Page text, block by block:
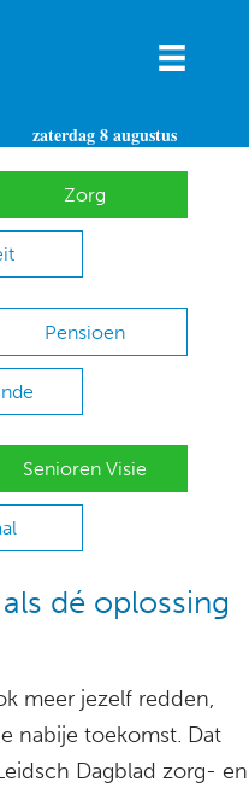
zaterdag 8 augustus
Zorg
Pensioen
Senioren Visie
dé oplossing
meer jezelf redden,
nabije toekomst. Dat
Dagblad zorg- en